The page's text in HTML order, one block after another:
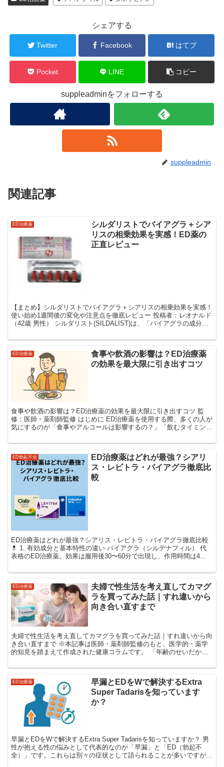
シェアする
Twitter Facebook はてブ
Pocket LINE コピー
suppleadminをフォローする
suppleadmin
関連記事
ED治療薬
シルダリストでバイアグラ＋シア
リスの相乗効果を実感！ED薬の
正直レビュー
【まとめ】シルダリストでバイアグラ＋シアリスの相乗効果を実感！
使い始め1週間後の変化や注意点を徹底レビュー 投稿者：レオナルド
（42歳 男性） シルダリスト(SILDALIST)は、「バイアグラの成分
ED治療薬
食事や飲酒の影響は？ED治療薬
の効果を最大限に引き出すコツ
食事や飲酒の影響は？ED治療薬の効果を最大限に引き出すコツ 監
修：医師・薬剤師監修 はじめに ED治療薬を使用する際、多くの人が
気にするのが「食事やアルコールは影響するの？」「飲むタイミング
ED勃起不全
ED治療薬はどれが最強？シアリ
ス・レビトラ・バイアグラ徹底比
較
ED治療薬はどれが最強？シアリス・レビトラ・バイアグラ徹底比較
💊 1. 有効成分と基本特性の違い バイアグラ（シルデナフィル） 代
表格のED治療薬。効果は服用後30〜60分で出現し、作用時間は4～6
ED治療薬
夫婦で性生活を考え直してカマグ
ラを買ってみた話｜すれ違いから
向き合い直すまで
夫婦で性生活を考え直してカマグラを買ってみた話｜すれ違いから向
き合い直すまで ※本記事は医師・薬剤師監修のもと、医学的・薬学
的知見を踏まえて作成された健康コラムです。 「年齢のせいだから
ED治療薬
早漏とEDをWで解決するExtra
Super Tadarisを知っています
か？
早漏とEDをWで解決するExtra Super Tadarisを知っていますか？ 男
性が抱える性の悩みとして代表的なのが「早漏」と「ED（勃起不
全）」です。これらは別々の症状として語られることが多いですが、